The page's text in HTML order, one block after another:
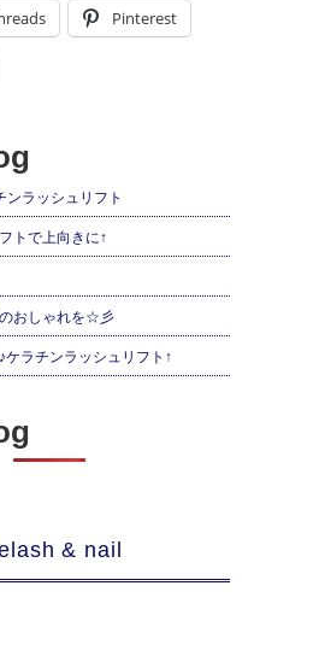
Pinterest
ンラッシュリフト
トで上向きに↑
おしゃれを☆彡
ケラチンラッシュリフト↑
& nail